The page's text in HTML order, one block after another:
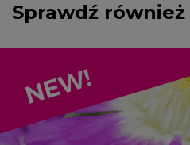
Sprawdź również